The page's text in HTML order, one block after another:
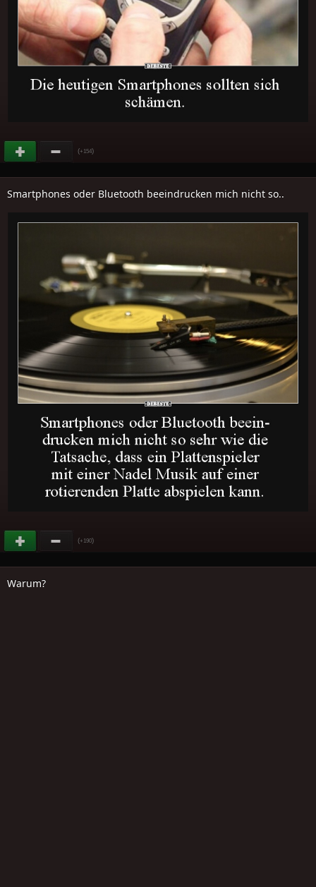
(+154)
Smartphones oder Bluetooth beeindrucken mich nicht so..
(+190)
Warum?